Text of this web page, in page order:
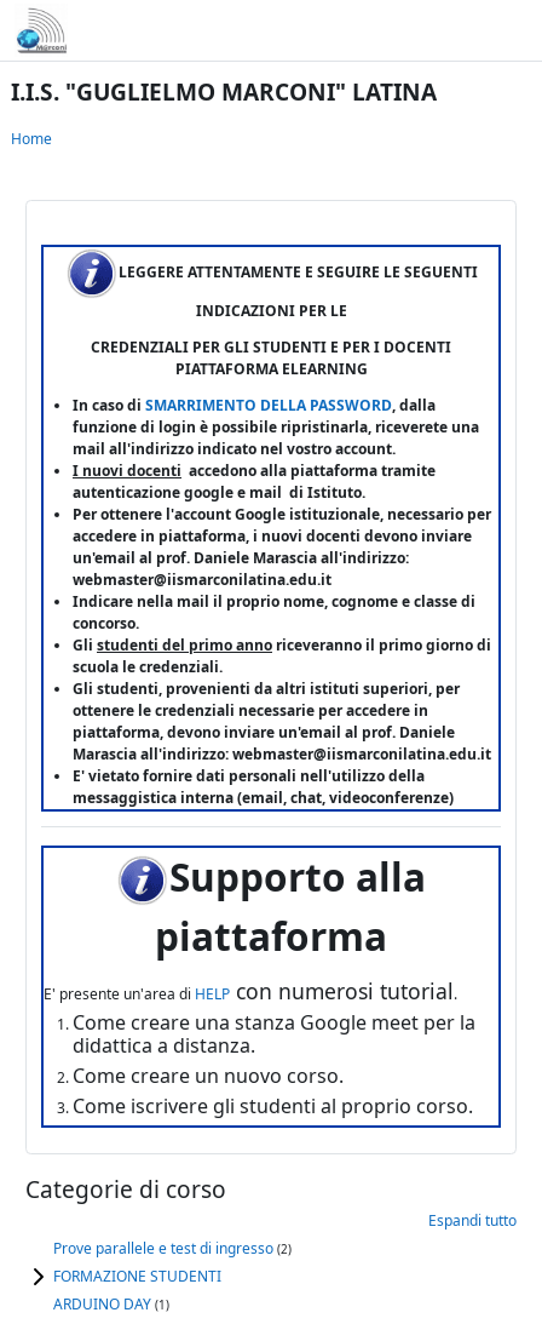
Vai al contenuto principale
I.I.S. "GUGLIELMO MARCONI" LATINA
Home
LEGGERE ATTENTAMENTE E SEGUIRE LE SEGUENTI
INDICAZIONI PER LE
CREDENZIALI PER GLI STUDENTI E PER I DOCENTI
PIATTAFORMA ELEARNING
In caso di SMARRIMENTO DELLA PASSWORD, dalla
funzione di login è possibile ripristinarla, riceverete una
mail all'indirizzo indicato nel vostro account.
I nuovi docenti accedono alla piattaforma tramite
autenticazione google e mail di Istituto.
Per ottenere l'account Google istituzionale, necessario per
accedere in piattaforma, i nuovi docenti devono inviare
un'email al prof. Daniele Marascia all'indirizzo:
webmaster@iismarconilatina.edu.it
Indicare nella mail il proprio nome, cognome e classe di
concorso.
Gli studenti del primo anno riceveranno il primo giorno di
scuola le credenziali.
Gli studenti, provenienti da altri istituti superiori, per
ottenere le credenziali necessarie per accedere in
piattaforma, devono inviare un'email al prof. Daniele
Marascia all'indirizzo: webmaster@iismarconilatina.edu.it
E' vietato fornire dati personali nell'utilizzo della
messaggistica interna (email, chat, videoconferenze)
Supporto alla
piattaforma
E' presente un'area di HELP con numerosi tutorial.
Come creare una stanza Google meet per la
didattica a distanza.
Come creare un nuovo corso.
Come iscrivere gli studenti al proprio corso.
Categorie di corso
Espandi tutto
Prove parallele e test di ingresso (2)
FORMAZIONE STUDENTI
ARDUINO DAY (1)